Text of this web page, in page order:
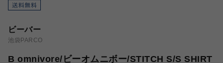
ビーバー
池袋PARCO
B omnivore/ビーオムニボー/STITCH S/S SHIRT